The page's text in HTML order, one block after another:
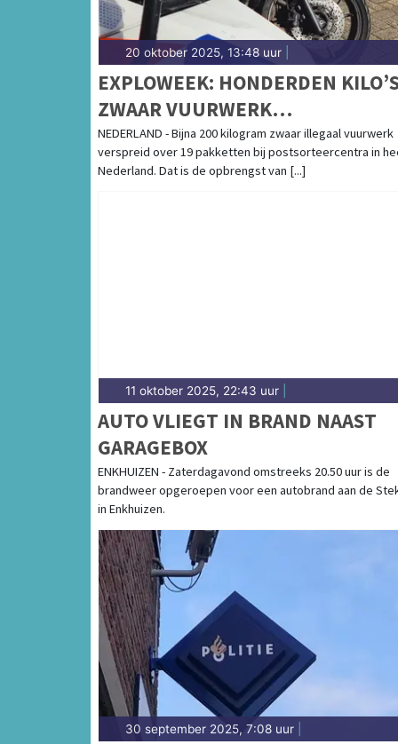
20 oktober 2025, 13:48 uur
EXPLOWEEK: HONDERDEN
ZWAAR VUURWERK
AANGETROFFEN IN
POSTPAKKETTEN
NEDERLAND - Bijna 200 kilogram zwaar illegaal vuurwerk
verspreid over 19 pakketten bij postsorteercentra in
Nederland. Dat is de opbrengst van [...]
11 oktober 2025, 22:43 uur
AUTO VLIEGT IN BRAND NAAST
GARAGEBOX
ENKHUIZEN - Zaterdagavond omstreeks 20.50 uur is de
brandweer opgeroepen voor een autobrand aan de
in Enkhuizen.
30 september 2025, 7:08 uur